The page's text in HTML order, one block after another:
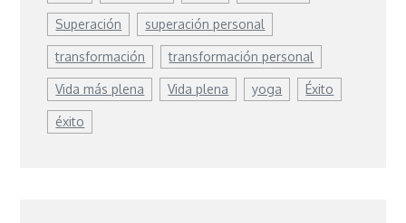
Superación superación personal
transformación transformación personal
Vida más plena Vida plena yoga Éxito
éxito